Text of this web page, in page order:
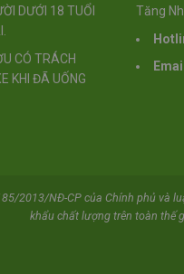
DƯỚI 18 TUỔI
CÓ TRÁCH
KHI ĐÃ UỐNG
Tăng
2013/NĐ-CP của Chính phủ và
khẩu chất lượng trên toàn thế